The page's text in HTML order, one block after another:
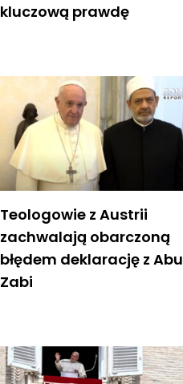
kluczową prawdę
Teologowie z Austrii
zachwalają obarczoną
błędem deklarację z Abu
Zabi